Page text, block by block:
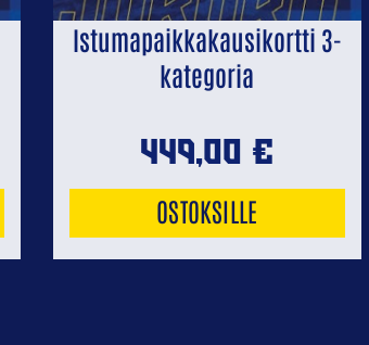
Istumapaikkakausikortti 3-
kategoria
449,00 €
OSTOKSILLE